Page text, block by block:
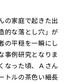
の家庭で起きた出
的な落とし穴」が
の平穏を一瞬にし
事例研究となりま
なった頃、Ａさん
トルの茶色い細長